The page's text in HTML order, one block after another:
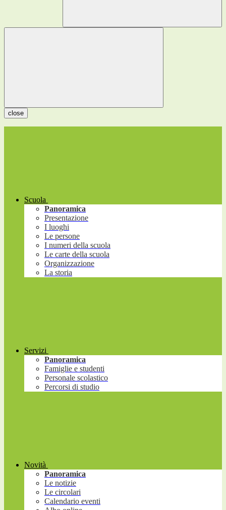
close
Scuola
Panoramica
Presentazione
I luoghi
Le persone
I numeri della scuola
Le carte della scuola
Organizzazione
La storia
Servizi
Panoramica
Famiglie e studenti
Personale scolastico
Percorsi di studio
Novità
Panoramica
Le notizie
Le circolari
Calendario eventi